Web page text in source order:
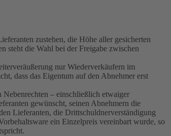
zustehen, die Höhe aller gesicherten
steht die Wahl bei der Freigabe zwischen
nur Wiederverkäufern im
dass das Eigentum auf den Abnehmer erst
Nebenrechten – einschließlich etwaiger
gewünscht, seinen Abnehmern die
Lieferanten, die Drittschuldnerverständigung
ein Einzelpreis vereinbart wurde, so